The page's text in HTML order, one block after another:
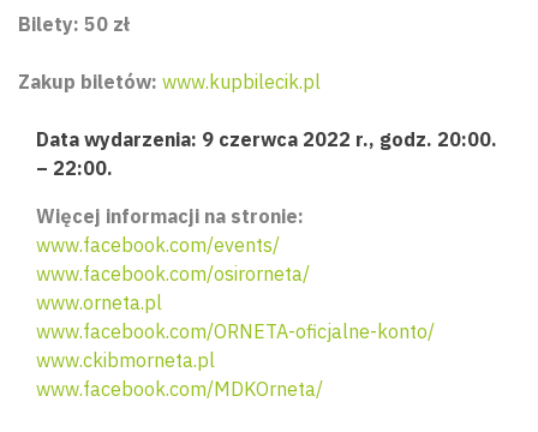
Bilety: 50 zł
Zakup biletów: www.kupbilecik.pl
Data wydarzenia: 9 czerwca 2022 r., godz. 20:00.
– 22:00.
Więcej informacji na stronie:
www.facebook.com/events/
www.facebook.com/osirorneta/
www.orneta.pl
www.facebook.com/ORNETA-oficjalne-konto/
www.ckibmorneta.pl
www.facebook.com/MDKOrneta/